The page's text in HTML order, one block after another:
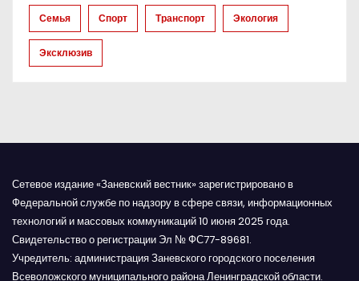
Семья Спорт Транспорт Экология
Эксклюзив
Сетевое издание «Заневский вестник» зарегистрировано в
Федеральной службе по надзору в сфере связи, информационных
технологий и массовых коммуникаций 10 июня 2025 года.
Свидетельство о регистрации Эл № ФС77-89681.
Учредитель: администрация Заневского городского поселения
Всеволожского муниципального района Ленинградской области.